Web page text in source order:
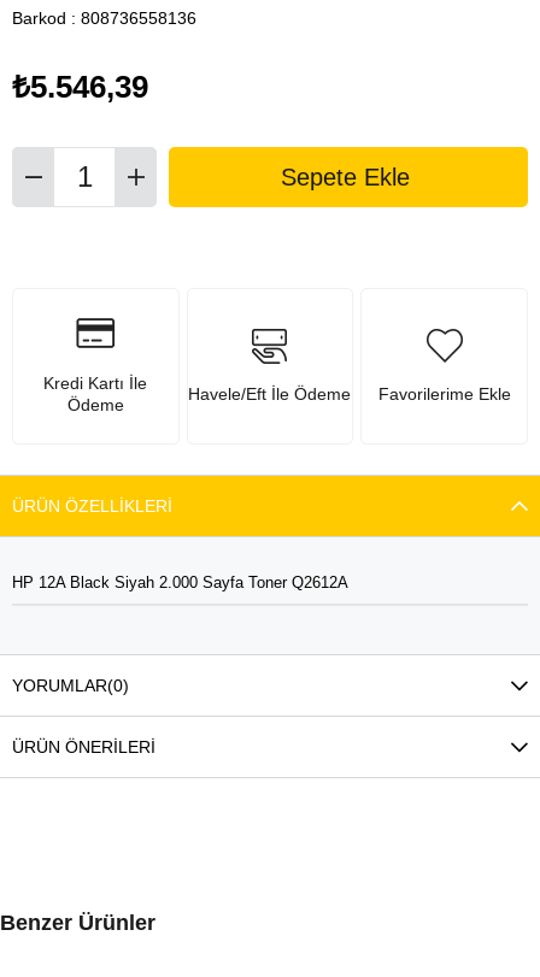
Barkod : 808736558136
₺5.546,39
Kredi Kartı İle
Ödeme
Havele/Eft İle Ödeme Favorilerime Ekle
ÜRÜN ÖZELLIKLERI
HP 12A Black Siyah 2.000 Sayfa Toner Q2612A
YORUMLAR(0)
ÜRÜN ÖNERILERI
Benzer Ürünler